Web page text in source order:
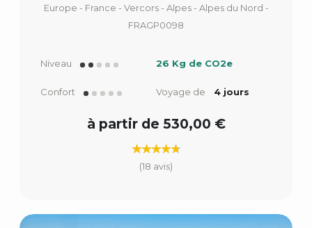
Europe - France - Vercors - Alpes - Alpes du Nord -
FRAGP0098
Niveau 26 Kg de CO2e
Confort Voyage de 4 jours
à partir de 530,00 €
(18 avis)